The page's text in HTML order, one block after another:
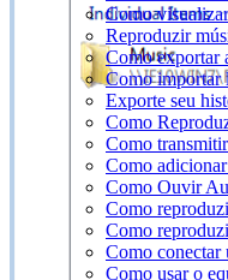
Como
Reproduzir
Como exportar
Como importar
Exporte seu
Como
Como
Como
Como Ouvir
Como
Como
Como conectar
Como usar o